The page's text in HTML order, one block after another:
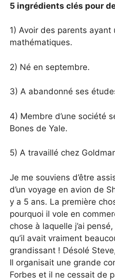
5 ingrédients clés pour
1) Avoir des parents ayant
mathématiques.
2) Né en septembre.
3) A abandonné ses
4) Membre d’une société
Bones de Yale.
5) A travaillé chez
Je me souviens d’être
d’un voyage en avion de
y a 5 ans. La première
pourquoi il vole en
chose à laquelle j’ai
qu’il avait vraiment
grandissant ! Désolé
Il organisait une grande
Forbes et il ne cessait de